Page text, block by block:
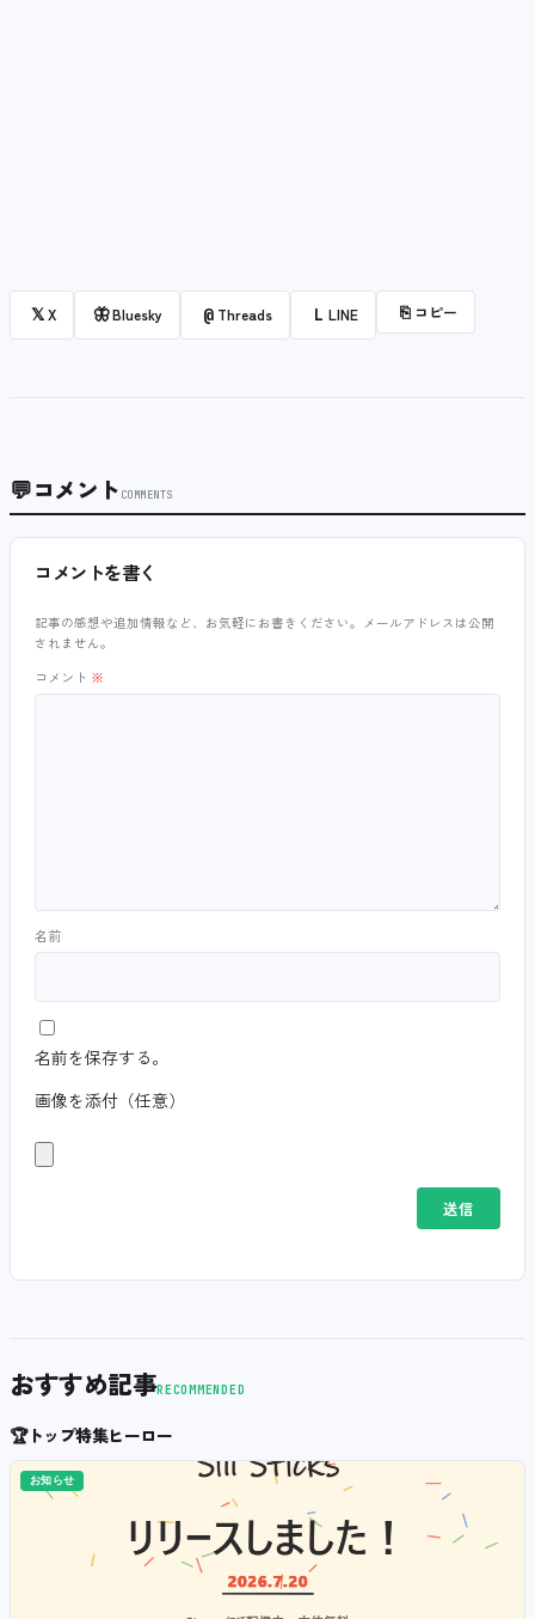
𝕏X 🦋Bluesky @ Threads L LINE ⎘ コピー
💬コメント COMMENTS
コメントを書く
記事の感想や追加情報など、お気軽にお書きください。メールアドレスは公開
されません。
コメント ※
名前
名前を保存する。
画像を添付（任意）
おすすめ記事RECOMMENDED
🏆トップ特集ヒーロー
お知らせ